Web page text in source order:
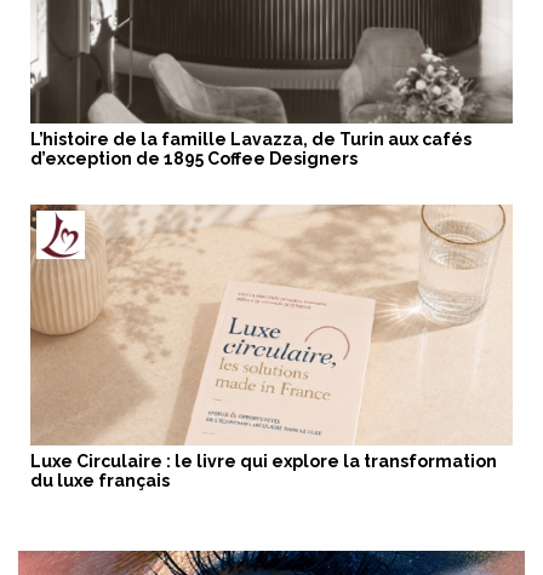
L’histoire de la famille Lavazza, de Turin aux cafés
d’exception de 1895 Coffee Designers
Luxe Circulaire : le livre qui explore la transformation
du luxe français